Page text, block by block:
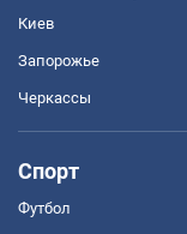
Киев
Запорожье
Черкассы
Спорт
Футбол